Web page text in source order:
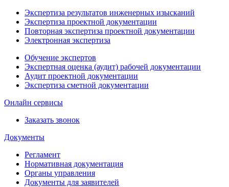
Экспертиза результатов инженерных изысканий
Экспертиза проектной документации
Повторная экспертиза проектной документации
Электронная экспертиза
Обучение экспертов
Экспертная оценка (аудит) рабочей документации
Аудит проектной документации
Экспертиза сметной документации
Онлайн сервисы
Заказать звонок
Документы
Регламент
Нормативная документация
Органы управления
Документы для заявителей